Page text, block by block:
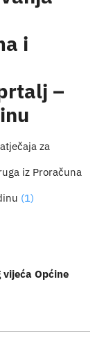
i
–
za
iz Proračuna
(1)
Općine